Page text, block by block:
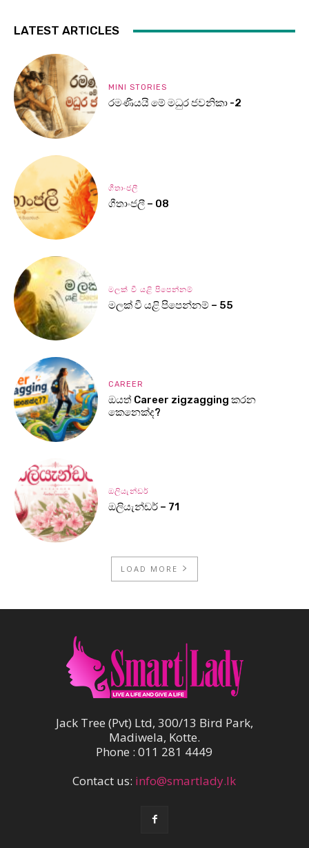
LATEST ARTICLES
MINI STORIES
රමණීයයි මේ මධුර ජවනිකා -2
ගීතාංජලී
ගීතාංජලී – 08
මලක් වී යළි පිපෙන්නම්
මලක් වී යළි පිපෙන්නම් – 55
CAREER
ඔයත් Career zigzagging කරන
කෙනෙක්ද?
ඔලියැන්ඩර්
ඔලියැන්ඩර් – 71
LOAD MORE
Jack Tree (Pvt) Ltd, 300/13 Bird Park,
Madiwela, Kotte.
Phone : 011 281 4449
Contact us: info@smartlady.lk